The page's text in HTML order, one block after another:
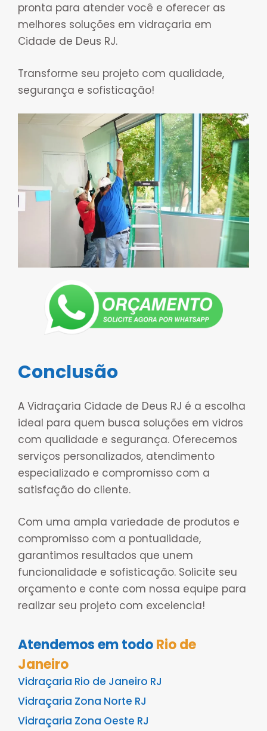
pronta para atender você e oferecer as
melhores soluções em vidraçaria em
Cidade de Deus RJ.
Transforme seu projeto com qualidade,
segurança e sofisticação!
Conclusão
A Vidraçaria Cidade de Deus RJ é a escolha
ideal para quem busca soluções em vidros
com qualidade e segurança. Oferecemos
serviços personalizados, atendimento
especializado e compromisso com a
satisfação do cliente.
Com uma ampla variedade de produtos e
compromisso com a pontualidade,
garantimos resultados que unem
funcionalidade e sofisticação. Solicite seu
orçamento e conte com nossa equipe para
realizar seu projeto com excelencia!
Atendemos em todoRio de
Janeiro
Vidraçaria Rio de Janeiro RJ
Vidraçaria Zona Norte RJ
Vidraçaria Zona Oeste RJ